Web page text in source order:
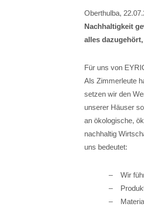
Oberthulba,
Nachhaltigkeit
alles
Für uns von
Als Zimmerleute
setzen wir den
unserer Häuser
an ökologische,
nachhaltig
uns bedeutet:
Wir